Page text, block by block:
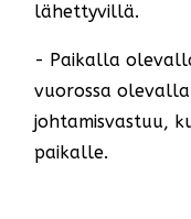
lähettyvillä.
- Paikalla
vuorossa
johtamisvastuu,
paikalle.